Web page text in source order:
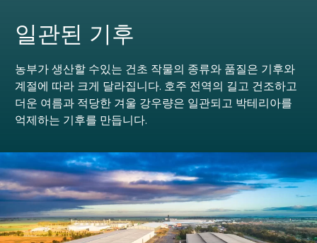
일관된 기후
농부가 생산할 수있는 건초 작물의 종류와 품질은 기후와
계절에 따라 크게 달라집니다. 호주 전역의 길고 건조하고
더운 여름과 적당한 겨울 강우량은 일관되고 박테리아를
억제하는 기후를 만듭니다.